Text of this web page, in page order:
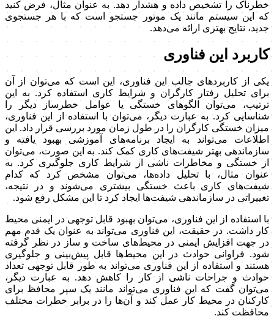
خطرناک را تشخیص داده و هشدار دهد. به عنوان مثال، فرض کنید
که این سیستم مانند یک موتور جستجو است که با هر جستجوی
جدید، نتایج بهتری ارائه می‌دهد.
کاربرد این فناوری
یکی از کاربردهای جالب این فناوری، این است که می‌توان از آن
برای تحلیل رفتار کارگران و شرایط کاری استفاده کرد. به این
ترتیب، می‌توان الگوهای خستگی یا عوامل خطرساز دیگر را
شناسایی کرد. به عبارت دیگر، می‌توان با استفاده از این فناوری،
میزان خستگی کارگران را در طول زمان مورد بررسی قرار داد. این
اطلاعات می‌تواند به ایجاد برنامه‌های آموزشی بهبود یافته و
سازماندهی بهتر شیفت‌های کاری کمک کند. به این صورت، می‌توان
از خستگی و مخاطرات ناشی از شرایط کاری جلوگیری کرد. به
عنوان مثال، با تحلیل داده‌ها، می‌توان مشخص کرد که کدام
شیفت‌های کاری باعث خستگی بیشتری می‌شوند و در نتیجه،
تغییراتی در سازماندهی شیفت‌ها ایجاد کرد تا این مشکل رفع شود.
با استفاده از این فناوری، می‌توان بهبود قابل توجهی در ایمنی محیط
کار داشت. در حقیقت، این فناوری می‌تواند به عنوان یک قدم مهم
در جهت افزایش ایمنی در محیط‌های ساخت و ساز در نظر گرفته
شود. فراوانی حوادث در این محیط‌ها قابل پیش‌بینی و جلوگیری
هستند و استفاده از این فناوری می‌تواند به طور قابل توجهی تعداد
حوادث و جراحات ناشی از کار را کاهش دهد. به عبارت دیگر،
می‌توان گفت که این فناوری می‌تواند مانند یک سپر محافظ برای
کارکنان در محیط کار عمل کند و آن‌ها را در برابر خطرات مختلف
محافظت کند.